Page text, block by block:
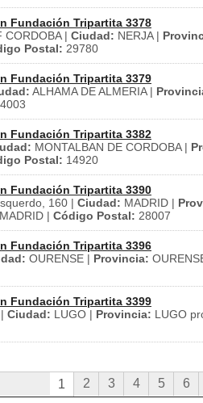
Fundación Tripartita 3378
CORDOBA | Ciudad: NERJA |
Postal: 29780
Fundación Tripartita 3379
ALHAMA DE ALMERIA |
4003
Fundación Tripartita 3382
MONTALBAN DE CORDOBA |
Postal: 14920
Fundación Tripartita 3390
160 | Ciudad: MADRID |
| Código Postal: 28007
Fundación Tripartita 3396
OURENSE | Provincia:
Fundación Tripartita 3399
Ciudad: LUGO | Provincia: LUGO
1 2 3 4 5 6